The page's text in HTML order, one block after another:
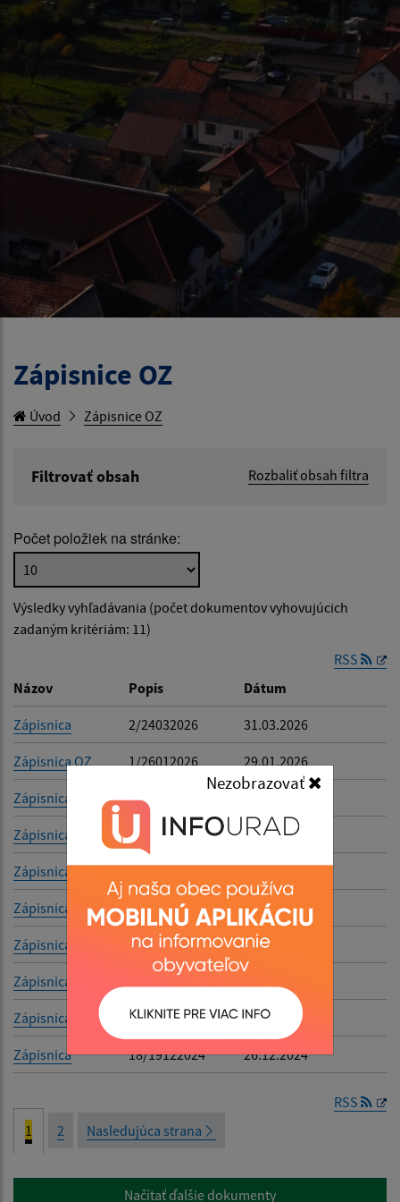
Nezobrazovať
Zápisnice OZ
Úvod Zápisnice OZ
Filtrovať obsah Rozbaliť obsah filtra
Popis:
Dátum zverejnenia od:
Dátum zverejnenia do:
Filtrovať Reset
Počet položiek na stránke:
Výsledky vyhľadávania (počet dokumentov vyhovujúcich
zadaným kritériám: 11)
RSS
Názov
Popis Dátum
Zápisnica 2/24032026 31.03.2026
Zápisnica OZ 1/26012026 29.01.2026
Zápisnica OZ 7/16112025
Zápisnica 6/08112025 17.11.2025
Zápisnica 5/03102025 08.10.2025
Zápisnica 4/29092025 07.10.2025
Zápisnica 3/26082025 03.09.2025
Zápisnica
Zápisnica 1/11032025 27.03.2025
Zápisnica 18/19122024 26.12.2024
RSS
1
2 Nasledujúca strana
Načítať ďalšie dokumenty